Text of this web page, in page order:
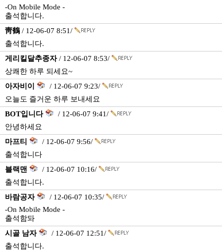
-On Mobile Mode -
출석합니다.
靑鶴 / 12-06-07 8:51/
출석합니다.
게리킬달추종자/ 12-06-07 8:53/
상쾌한 하루 되세요~
아자비이
/ 12-06-07 9:23/
오늘도 즐거운 하루 보내세요
BOT입니다
/ 12-06-07 9:41/
안녕하세요
마프티
/ 12-06-07 9:56/
출석합니다
블랙맨
/ 12-06-07 10:16/
출석합니다.
바람공자
/ 12-06-07 10:35/
-On Mobile Mode -
출석함돠
시골 남자
/ 12-06-07 12:51/
출석합니다.